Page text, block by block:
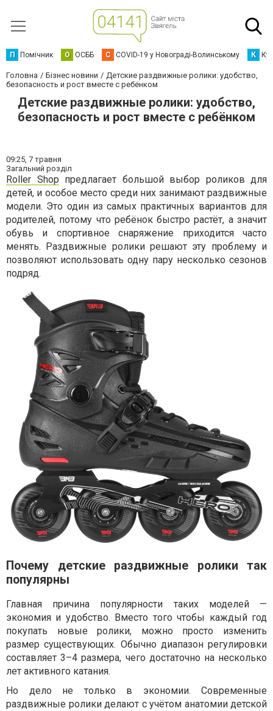
П Помічник О ОСББ C COVID-19 у Новограді-Волинському К
Головна Бізнес новини
Детские раздвижные ролики: удобство,
безопасность и рост вместе с ребёнком
Детские раздвижные ролики: удобство,
безопасность и рост вместе с ребёнком
09:25, 7 травня
Загальний розділ
Roller Shop предлагает большой выбор роликов для
детей, и особое место среди них занимают раздвижные
модели. Это один из самых практичных вариантов для
родителей, потому что ребёнок быстро растёт, а значит
обувь и спортивное снаряжение приходится часто
менять. Раздвижные ролики решают эту проблему и
позволяют использовать одну пару несколько сезонов
подряд.
Почему детские раздвижные ролики так
популярны
Главная причина популярности таких моделей —
экономия и удобство. Вместо того чтобы каждый год
покупать новые ролики, можно просто изменить
размер существующих. Обычно диапазон регулировки
составляет 3–4 размера, чего достаточно на несколько
лет активного катания.
Но дело не только в экономии. Современные
раздвижные ролики делают с учётом анатомии детской